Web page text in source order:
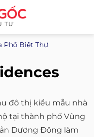
Phố Biệt Thự
đô thị kiểu mẫu nhà
tại thành phố Vũng
Dương Đông làm